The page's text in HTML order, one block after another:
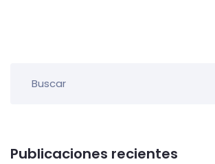
Publicaciones recientes